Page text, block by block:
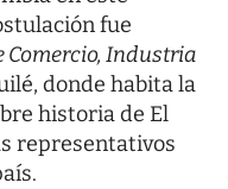
fue
Comercio, Industria
donde habita la
historia de El
representativos